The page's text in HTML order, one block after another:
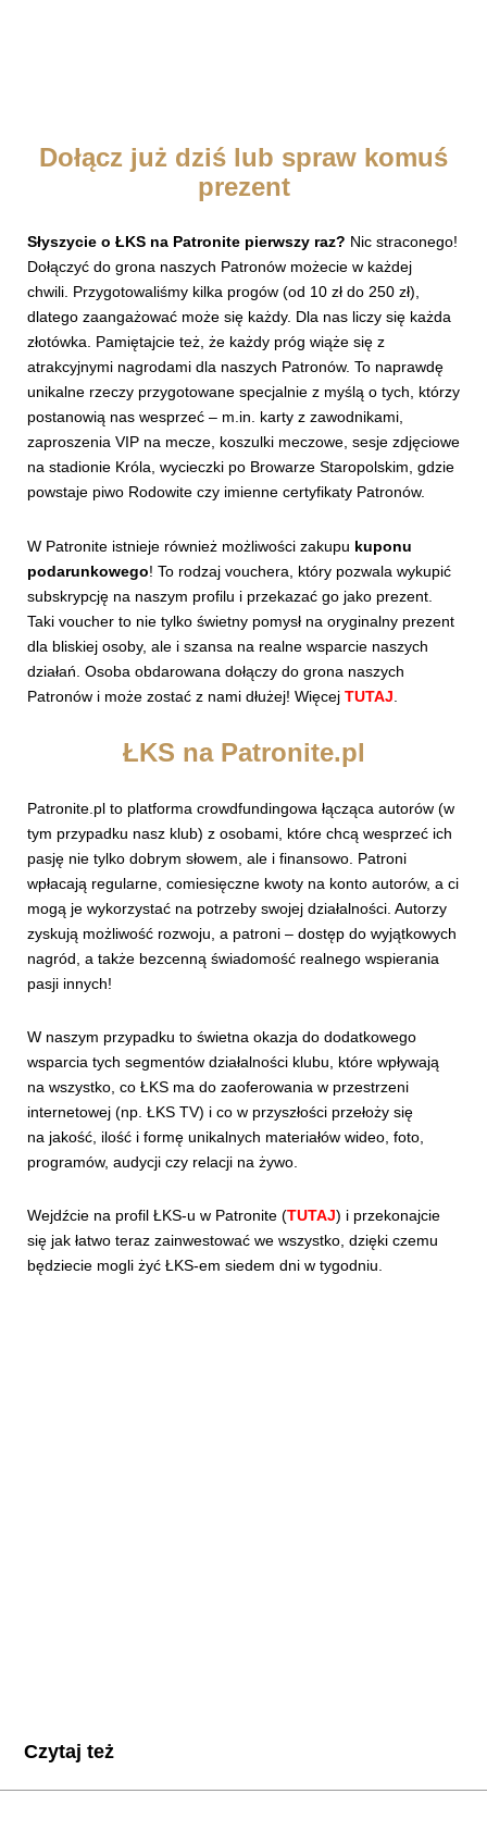
Dołącz już dziś lub spraw komuś
prezent
Słyszycie o ŁKS na Patronite pierwszy raz? Nic straconego!
Dołączyć do grona naszych Patronów możecie w każdej
chwili. Przygotowaliśmy kilka progów (od 10 zł do 250 zł),
dlatego zaangażować może się każdy. Dla nas liczy się każda
złotówka. Pamiętajcie też, że każdy próg wiąże się z
atrakcyjnymi nagrodami dla naszych Patronów. To naprawdę
unikalne rzeczy przygotowane specjalnie z myślą o tych, którzy
postanowią nas wesprzeć – m.in. karty z zawodnikami,
zaproszenia VIP na mecze, koszulki meczowe, sesje zdjęciowe
na stadionie Króla, wycieczki po Browarze Staropolskim, gdzie
powstaje piwo Rodowite czy imienne certyfikaty Patronów.
W Patronite istnieje również możliwości zakupu kuponu
podarunkowego! To rodzaj vouchera, który pozwala wykupić
subskrypcję na naszym profilu i przekazać go jako prezent.
Taki voucher to nie tylko świetny pomysł na oryginalny prezent
dla bliskiej osoby, ale i szansa na realne wsparcie naszych
działań. Osoba obdarowana dołączy do grona naszych
Patronów i może zostać z nami dłużej! Więcej TUTAJ
ŁKS na Patronite.pl
Patronite.pl to platforma crowdfundingowa łącząca autorów (w
tym przypadku nasz klub) z osobami, które chcą wesprzeć ich
pasję nie tylko dobrym słowem, ale i finansowo. Patroni
wpłacają regularne, comiesięczne kwoty na konto autorów, a ci
mogą je wykorzystać na potrzeby swojej działalności. Autorzy
zyskują możliwość rozwoju, a patroni – dostęp do wyjątkowych
nagród, a także bezcenną świadomość realnego wspierania
pasji innych!
W naszym przypadku to świetna okazja do dodatkowego
wsparcia tych segmentów działalności klubu, które wpływają
na wszystko, co ŁKS ma do zaoferowania w przestrzeni
internetowej (np. ŁKS TV) i co w przyszłości przełoży się
na jakość, ilość i formę unikalnych materiałów wideo, foto,
programów, audycji czy relacji na żywo.
Wejdźcie na profil ŁKS-u w Patronite (TUTAJ) i przekonajcie
się jak łatwo teraz zainwestować we wszystko, dzięki czemu
będziecie mogli żyć ŁKS-em siedem dni w tygodniu.
Czytaj też